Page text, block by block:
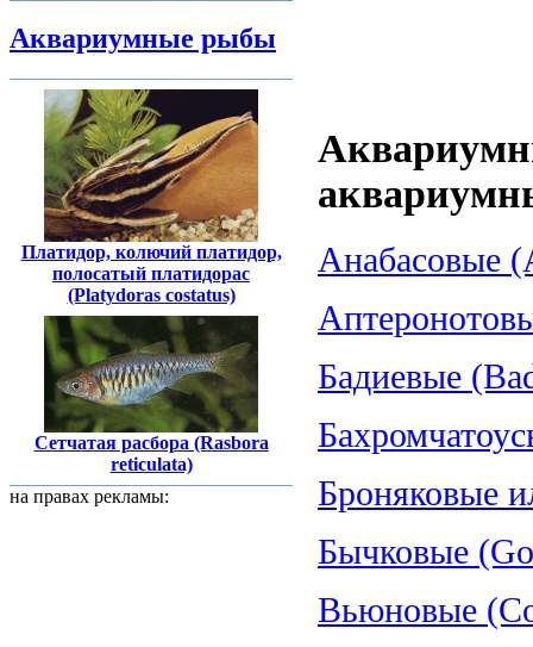
Аквариумные рыбы
Платидор, колючий платидор,
полосатый платидорас
(Platydoras costatus)
Сетчатая расбора (Rasbora
reticulata)
на правах рекламы:
Анабасовые
Бадиевые
Броняковые
Бычковые
Вьюновые